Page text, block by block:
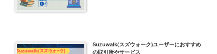
Suzuwalk(スズウォーク)ユーザーにおすすめ
の取引所やサービス